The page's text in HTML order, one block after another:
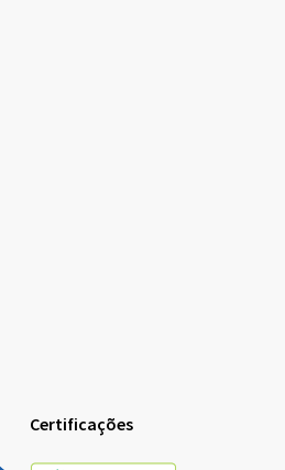
Certificações